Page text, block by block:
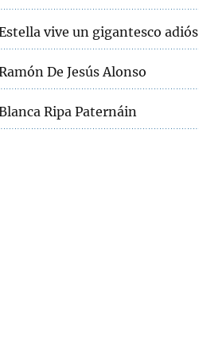
vive un gigantesco adiós
De Jesús Alonso
Ripa Paternáin